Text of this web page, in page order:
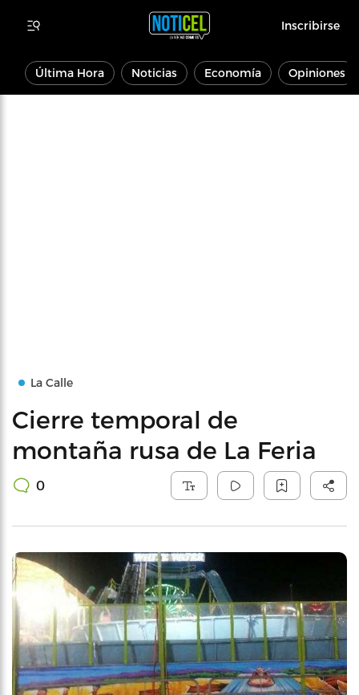
Inscribirse
Última Hora Noticias Economía Opiniones
La Calle
Cierre temporal de
montaña rusa de La Feria
0